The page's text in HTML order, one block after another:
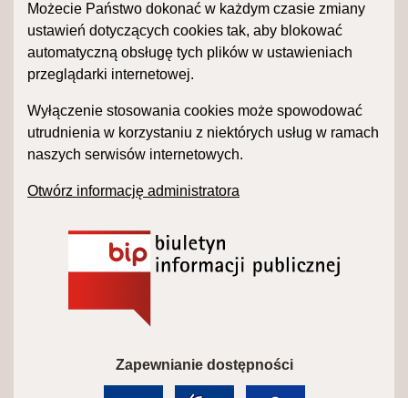
Zapewnianie dostępności
Możecie Państwo dokonać w każdym czasie zmiany
ustawień dotyczących cookies tak, aby blokować
automatyczną obsługę tych plików w ustawieniach
przeglądarki internetowej.
Wyłączenie stosowania cookies może spowodować
utrudnienia w korzystaniu z niektórych usług w ramach
naszych serwisów internetowych.
Otwórz informację administratora